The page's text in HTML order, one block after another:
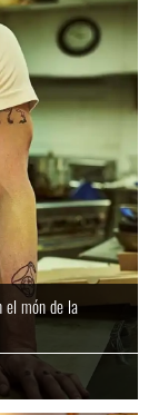
el món de la